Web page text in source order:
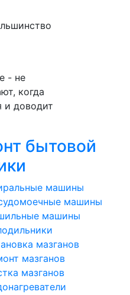
- не
когда
и доводит
бытовой
машины
машины
машины
мазганов
мазганов
мазганов